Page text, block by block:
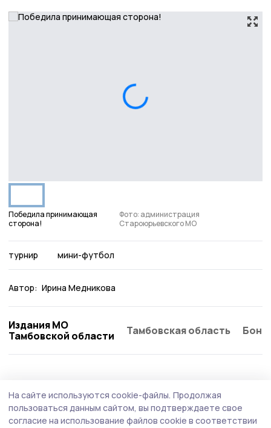
Победила принимающая
сторона!
Фото: администрация
Староюрьевского МО
турнир мини-футбол
Автор: Ирина Медникова
Издания МО
Тамбовской области
Тамбовская область
На сайте используются cookie-файлы. Продолжая
пользоваться данным сайтом, вы подтверждаете свое
согласие на использование файлов cookie в соответствии